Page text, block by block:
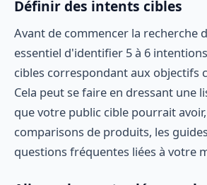
Définir des intents cibles
Avant de commencer la recherche
essentiel d'identifier 5 à 6
cibles correspondant aux objectifs
Cela peut se faire en dressant une
que votre public cible pourrait
comparisons de produits, les
questions fréquentes liées à votre